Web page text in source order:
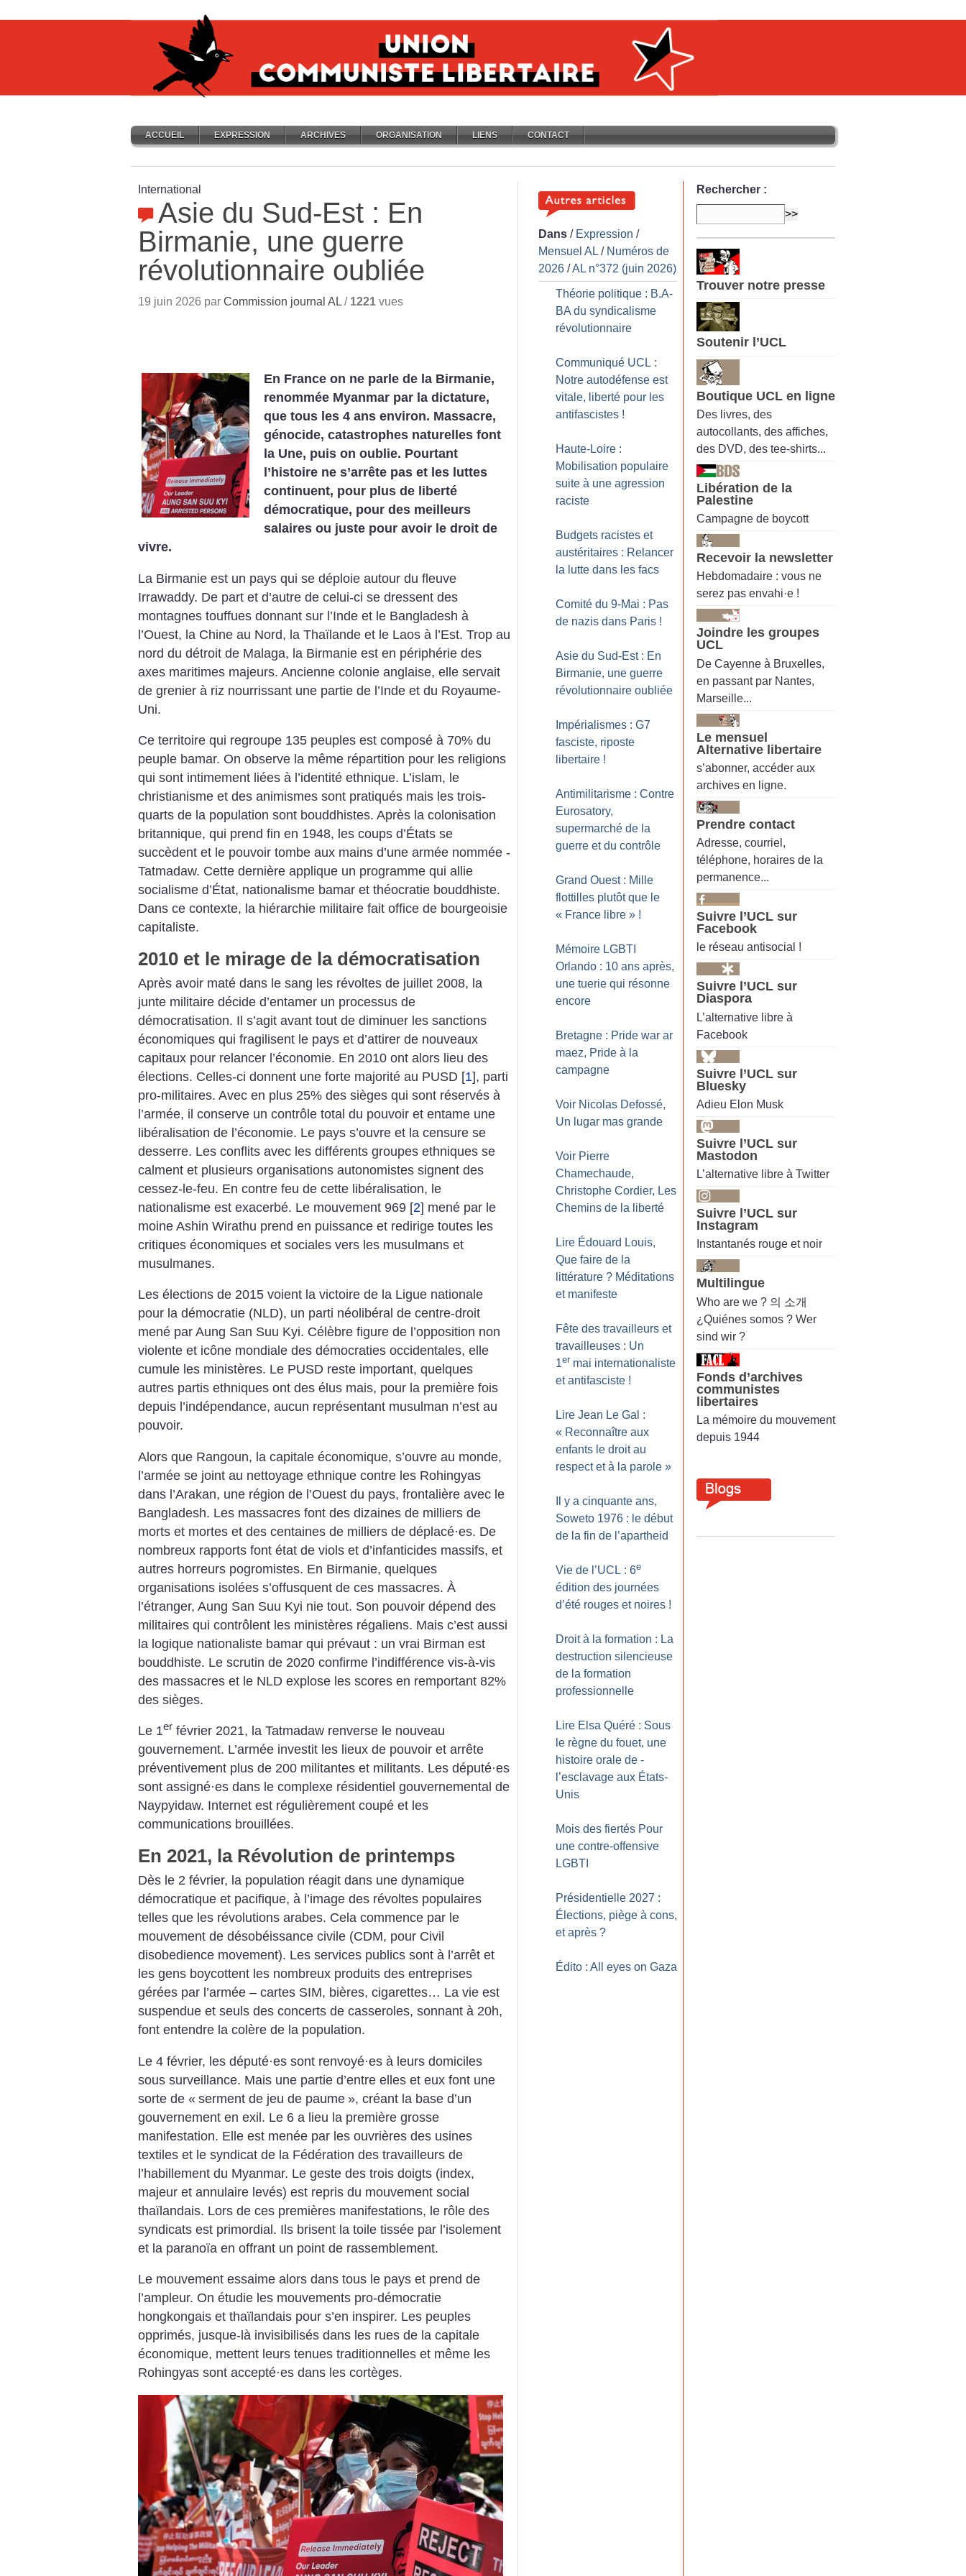
ACCUEIL EXPRESSION ARCHIVES ORGANISATION LIENS CONTACT
International
Asie du Sud-Est : En
Birmanie, une guerre
révolutionnaire oubliée
19 juin 2026 par Commission journal AL / 1221 vues
En France on ne parle de la Birmanie,
renommée Myanmar par la dictature,
que tous les 4 ans environ. Massacre,
génocide, catastrophes naturelles font
la Une, puis on oublie. Pourtant
l’histoire ne s’arrête pas et les luttes
continuent, pour plus de liberté
démocratique, pour des meilleurs
salaires ou juste pour avoir le droit de
vivre.
La Birmanie est un pays qui se déploie autour du fleuve
Irrawaddy. De part et d’autre de celui-ci se dressent des
montagnes touffues donnant sur l’Inde et le Bangladesh à
l’Ouest, la Chine au Nord, la Thaïlande et le Laos à l’Est. Trop au
nord du détroit de Malaga, la Birmanie est en périphérie des
axes maritimes majeurs. Ancienne colonie anglaise, elle servait
de grenier à riz nourrissant une partie de ­l’Inde et du Royaume-
Uni.
Ce territoire qui regroupe 135 peuples est composé à 70% du
peuple bamar. On observe la même répartition pour les religions
qui sont intimement liées à l’identité ethnique. L’islam, le
christianisme et des animismes sont pratiqués mais les trois-
quarts de la population sont bouddhistes. Après la colonisation
britannique, qui prend fin en 1948, les coups d’États se
succèdent et le pouvoir tombe aux mains d’une armée nommée ­
Tatmadaw. Cette dernière applique un programme qui allie
socialisme d’État, nationalisme bamar et théocratie bouddhiste.
Dans ce contexte, la hiérarchie militaire fait office de bourgeoisie
capitaliste.
2010 et le mirage de la démocratisation
Après avoir maté dans le sang les révoltes de juillet 2008, la
junte militaire décide d’entamer un processus de
démocratisation. Il s’agit avant tout de diminuer les sanctions
économiques qui fragilisent le pays et d’attirer de nouveaux
capitaux pour relancer l’économie. En 2010 ont alors lieu des
élections. Celles-ci donnent une forte majorité au PUSD [1], parti
pro-militaires. Avec en plus 25% des sièges qui sont réservés à
l’armée, il conserve un contrôle total du pouvoir et entame une
libéralisation de l’économie. Le pays s’ouvre et la censure se
desserre. Les conflits avec les différents groupes ethniques se
calment et plusieurs organisations autonomistes signent des
cessez-le-feu. En contre feu de cette libéralisation, le
nationalisme est exacerbé. Le mouvement 969 [2] mené par le
moine Ashin Wirathu prend en puissance et redirige toutes les
critiques économiques et sociales vers les musulmans et
musulmanes.
Les élections de 2015 voient la victoire de la Ligue nationale
pour la démocratie (NLD), un parti néolibéral de centre-droit
mené par Aung San Suu Kyi. Célèbre figure de l’opposition non
violente et icône mondiale des démocraties occidentales, elle
cumule les ministères. Le PUSD reste important, quelques
autres partis ethniques ont des élus mais, pour la première fois
depuis l’indépendance, aucun représentant musulman n’est au
pouvoir.
Alors que Rangoun, la capitale économique, s’ouvre au monde,
l’armée se joint au nettoyage ethnique contre les Rohingyas
dans l’Arakan, une région de l’Ouest du pays, frontalière avec le
Bangladesh. Les massacres font des dizaines de milliers de
morts et mortes et des centaines de milliers de déplacé·es. De
nombreux rapports font état de viols et d’infanticides massifs, et
autres horreurs pogromistes. En Birmanie, quelques
organisations isolées s’offusquent de ces massacres. À
l’étranger, Aung San Suu Kyi nie tout. Son pouvoir dépend des
militaires qui contrôlent les ministères régaliens. Mais c’est aussi
la logique nationaliste bamar qui prévaut : un vrai Birman est
bouddhiste. Le scrutin de 2020 confirme l’indifférence vis-à-vis
des massacres et le NLD explose les scores en remportant 82%
des sièges.
Le 1er février 2021, la Tatmadaw renverse le nouveau
gouvernement. L’armée investit les lieux de pouvoir et arrête
préventivement plus de 200 militantes et militants. Les député·es
sont assigné·es dans le complexe résidentiel gouvernemental de
Naypyidaw. Internet est régulièrement coupé et les
communications brouillées.
En 2021, la Révolution de printemps
Dès le 2 février, la population réagit dans une dynamique
démocratique et pacifique, à l’image des révoltes populaires
telles que les révolutions arabes. Cela commence par le
mouvement de désobéissance civile (CDM, pour Civil
disobedience movement). Les services publics sont à l’arrêt et
les gens boycottent les nombreux produits des entreprises
gérées par l’armée – cartes SIM, bières, cigarettes… La vie est
suspendue et seuls des concerts de casseroles, sonnant à 20h,
font entendre la colère de la population.
Le 4 février, les député·es sont renvoyé·es à leurs domiciles
sous surveillance. Mais une partie d’entre elles et eux font une
sorte de « serment de jeu de paume », créant la base d’un
gouvernement en exil. Le 6 a lieu la première grosse
manifestation. Elle est menée par les ouvrières des usines
textiles et le syndicat de la Fédération des travailleurs de
l’habillement du Myanmar. Le geste des trois doigts (index,
majeur et annulaire levés) est repris du mouvement social
thaïlandais. Lors de ces premières manifestations, le rôle des
syndicats est primordial. Ils brisent la toile tissée par l’isolement
et la paranoïa en offrant un point de rassemblement.
Le mouvement essaime alors dans tous le pays et prend de
l’ampleur. On étudie les mouvements pro-démocratie
hongkongais et thaïlandais pour s’en inspirer. Les peuples
opprimés, jusque-là invisibilisés dans les rues de la capitale
économique, mettent leurs tenues traditionnelles et même les
Rohingyas sont accepté·es dans les cortèges.
Dans / Expression /
Mensuel AL / Numéros de
2026 /AL n°372 (juin 2026)
Théorie politique : B.A-
BA du syndicalisme
révolutionnaire
Communiqué UCL :
Notre autodéfense est
vitale, liberté pour les
antifascistes !
Haute-Loire :
Mobilisation populaire
suite à une agression
raciste
Budgets racistes et
austéritaires : Relancer
la lutte dans les facs
Comité du 9-Mai : Pas
de nazis dans Paris !
Asie du Sud-Est : En
Birmanie, une guerre
révolutionnaire oubliée
Impérialismes : G7
fasciste, riposte
libertaire !
Antimilitarisme : Contre
Eurosatory,
supermarché de la
guerre et du contrôle
Grand Ouest : Mille
flottilles plutôt que le
« France libre » !
Mémoire LGBTI
Orlando : 10 ans après,
une tuerie qui résonne
encore
Bretagne : Pride war ar
maez, Pride à la
campagne
Voir Nicolas Defossé,
Un lugar mas grande
Voir Pierre
Chamechaude,
Christophe Cordier, Les
Chemins de la liberté
Lire Édouard Louis,
Que faire de la
littérature ? Méditations
et manifeste
Fête des travailleurs et
travailleuses : Un
1er mai internationaliste
et antifasciste !
Lire Jean Le Gal :
« Reconnaître aux
enfants le droit au
respect et à la parole »
Il y a cinquante ans,
Soweto 1976 : le début
de la fin de l’apartheid
Vie de l’UCL : 6e
édition des journées
d’été rouges et noires !
Droit à la formation : La
destruction silencieuse
de la formation
professionnelle
Lire Elsa Quéré : Sous
le règne du fouet, une
histoire orale de ­
l’esclavage aux États-
Unis
Mois des fiertés Pour
une contre-offensive
LGBTI
Présidentielle 2027 :
Élections, piège à cons,
et après ?
Édito : All eyes on Gaza
Rechercher :
Trouver notre presse
Soutenir l’UCL
Boutique UCL en ligne
Des livres, des
autocollants, des affiches,
des DVD, des tee-shirts...
Libération de la
Palestine
Campagne de boycott
Recevoir la newsletter
Hebdomadaire : vous ne
serez pas envahi·e !
Joindre les groupes
UCL
De Cayenne à Bruxelles,
en passant par Nantes,
Marseille...
Le mensuel
Alternative libertaire
s’abonner, accéder aux
archives en ligne.
Prendre contact
Adresse, courriel,
téléphone, horaires de la
permanence...
Suivre l’UCL sur
Facebook
le réseau antisocial !
Suivre l’UCL sur
Diaspora
L’alternative libre à
Facebook
Suivre l’UCL sur
Bluesky
Adieu Elon Musk
Suivre l’UCL sur
Mastodon
L’alternative libre à Twitter
Suivre l’UCL sur
Instagram
Instantanés rouge et noir
Multilingue
Who are we ? 의 소개
¿Quiénes somos ? Wer
sind wir ?
Fonds d’archives
communistes
libertaires
La mémoire du mouvement
depuis 1944